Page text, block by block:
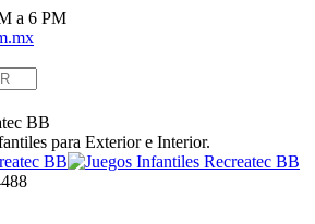
a 6 PM
BB
para Exterior e Interior.